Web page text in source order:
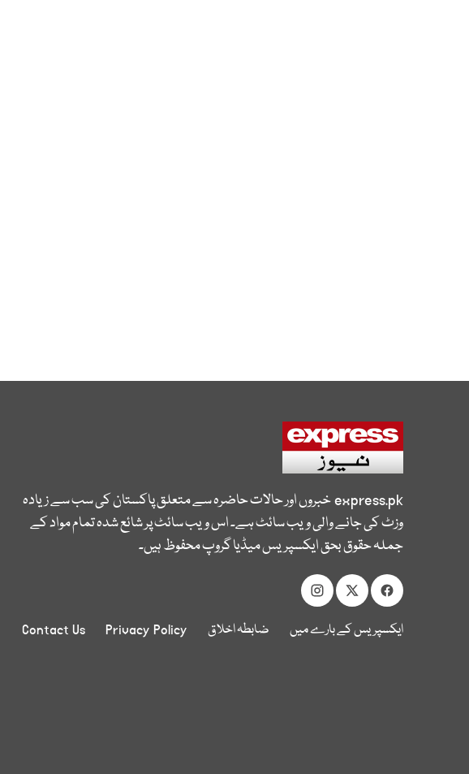
express.pkخبروں اور حالات حاضرہ سے متعلق پاکستان کی سب سے زیادہ
وزٹ کی جانے والی ویب سائٹ ہے۔ اس ویب سائٹ پر شائع شدہ تمام مواد کے
جملہ حقوق بحق ایکسپریس میڈیا گروپ محفوظ ہیں۔
ایکسپریس کے بارے میں ضابطہ اخلاق Privacy Policy
Contact Us